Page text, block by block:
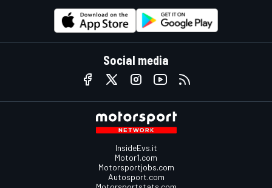
Social media
InsideEvs.it
Motor1.com
Motorsportjobs.com
Autosport.com